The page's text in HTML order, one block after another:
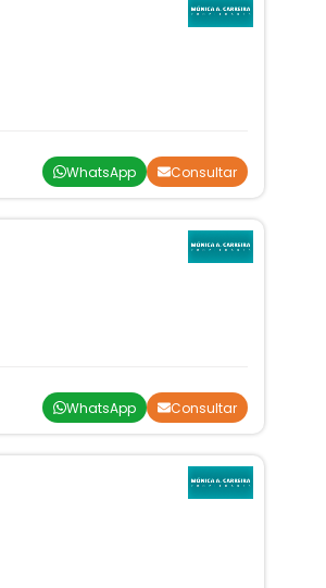
WhatsApp Consultar
WhatsApp Consultar